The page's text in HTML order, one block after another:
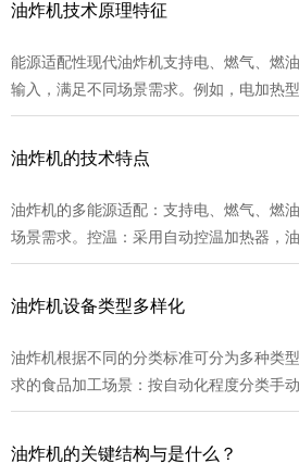
多级过滤装置，可阻拦0.1mm以上颗粒物
油炸机技术原理特征
能源适配性现代油炸机支持电、燃气、燃
输入，满足不同场景需求。例如，电加热
严格的商用厨房，而燃气型设备则因升温
稳定性。智能温控系统通过精度传感器与
油炸机的技术特点
油炸机的多能源适配：支持电、燃气、燃
场景需求。控温：采用自动控温加热器，
以内，确保食品质量稳定。换热：封闭式
输送系统适用于裹涂类产品，内置多组工
油炸机设备类型多样化
油炸机根据不同的分类标准可分为多种类
求的食品加工场景：按自动化程度分类手
作，如添加食品、控制油温、翻动食品等
制、油炸时间设定等，但仍需人工添加食
油炸机的关键结构与是什么？